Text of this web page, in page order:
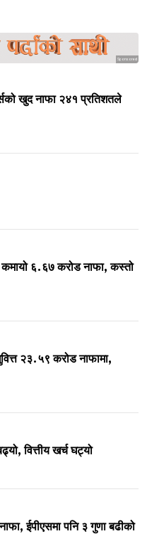
Sponsored
खुद नाफा २४१ प्रतिशतले
कमायो ६.६७ करोड नाफा, कस्तो
२३.५९ करोड नाफामा,
वित्तीय खर्च घट्यो
ईपीएसमा पनि ३ गुणा बढीको